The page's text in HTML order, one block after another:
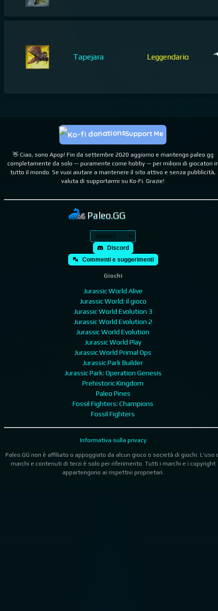
Tapejara Leggendario
👋 Ciao, sono Apop! Fin da settembre 2020 aggiorno e mantengo paleo.gg
completamente da solo — puramente come hobby — per milioni di giocatori
tutto il mondo. Se vuoi aiutare a mantenere il sito attivo e senza pubblicità,
valuta di supportarmi su Ko-Fi. Grazie!
Support Me
Paleo.GG
Discord
Commenti e suggerimenti
Giochi
Jurassic World Alive
Jurassic World: il gioco
Jurassic World Evolution 3
Jurassic World Evolution 2
Jurassic World Evolution
Jurassic World Play
Jurassic World Primal Ops
Jurassic Park Builder
Jurassic Park: Operation Genesis
Prehistoric Kingdom
Paleo Pines
Fossil Fighters: Champions
Fossil Fighters
Paleo.GG non è affiliato o appoggiato da alcun gioco o società di giochi. L'uso
marchi e contenuti di terzi è solo per riferimento. Tutti i marchi e i copyright
appartengono ai rispettivi proprietari.
Informativa sulla privacy